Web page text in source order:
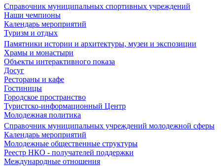
Справочник муниципальных спортивных учреждений
Наши чемпионы
Календарь мероприятий
Туризм и отдых
Памятники истории и архитектуры, музеи и экспозиции
Храмы и монастыри
Объекты интерактивного показа
Досуг
Рестораны и кафе
Гостиницы
Городское пространство
Туристско-информационный Центр
Молодежная политика
Справочник муниципальных учреждений молодежной сферы
Календарь мероприятий
Молодежные общественные структуры
Реестр НКО - получателей поддержки
Международные отношения